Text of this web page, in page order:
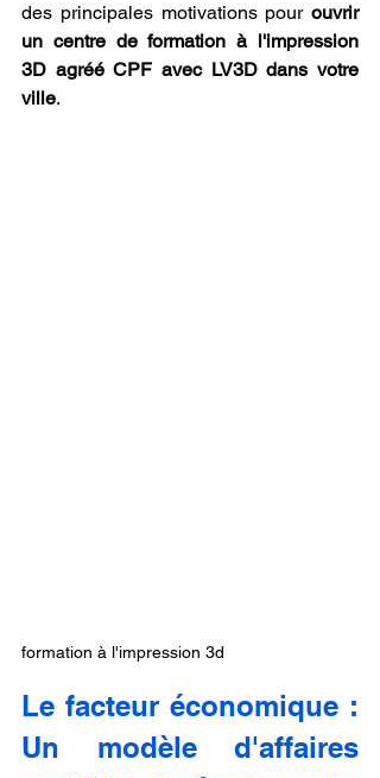
des principales motivations pour ouvrir
un centre de formation à l'impression
3D agréé CPF avec LV3D dans votre
ville.
formation à l'impression 3d
Le facteur économique :
Un modèle d'affaires